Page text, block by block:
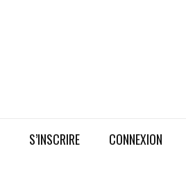
S’INSCRIRE CONNEXION